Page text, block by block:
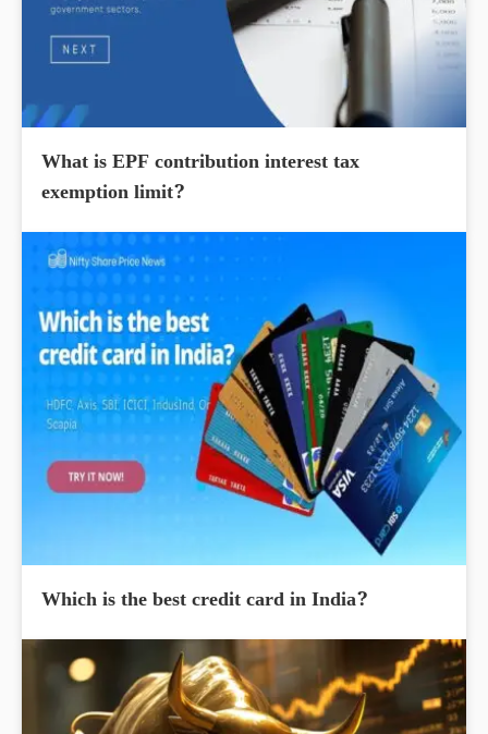
What is EPF contribution interest tax
exemption limit?
Which is the best credit card in India?